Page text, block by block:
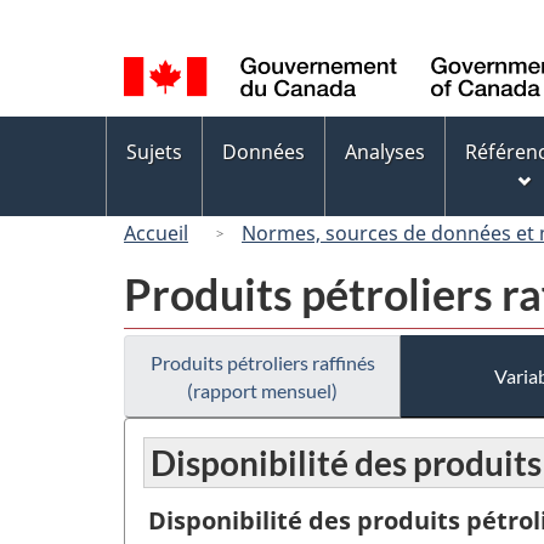
de
la
langue
des
Sujets Données Analyses
Accueil Normes, sources de données et
Produits pétroliers
Produits pétroliers raffinés
(rapport mensuel)
Disponibilité des
Disponibilité des produits